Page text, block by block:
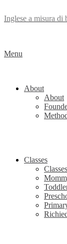
Inglese a misura di
Menu
About
About
Classes
Classes